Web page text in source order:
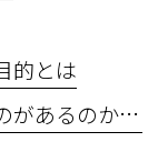
的とは
根管治療に使う機材にはどんなものがあるのか？？